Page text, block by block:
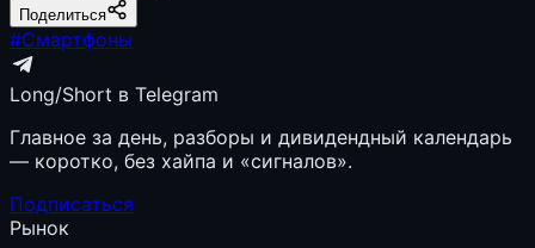
Поделиться
#Смартфоны
Long/Short в Telegram
Главное за день, разборы и дивидендный календарь
— коротко, без хайпа и «сигналов».
Подписаться
Рынок